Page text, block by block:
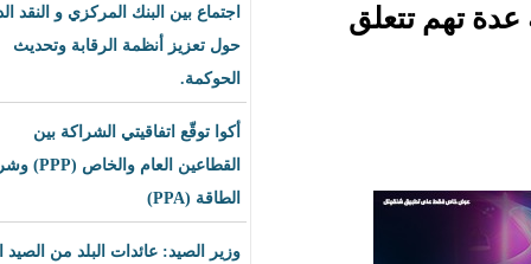
اجتماع بين البنك المركزي و النقد الدولي
حول تعزيز أنظمة الرقابة وتحديث
أكوا توقّع اتفاقيتي الشراكة بين
القطاعين العام والخاص (PPP) وشراء
وزير الصيد: عائدات البلد من الصيد العام